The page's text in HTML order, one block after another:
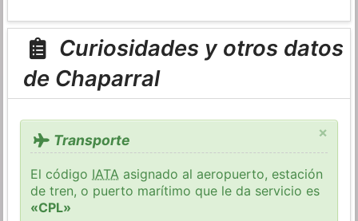
Curiosidades y otros datos
de Chaparral
×
Transporte
El código IATA asignado al aeropuerto, estación
de tren, o puerto marítimo que le da servicio es
«CPL»